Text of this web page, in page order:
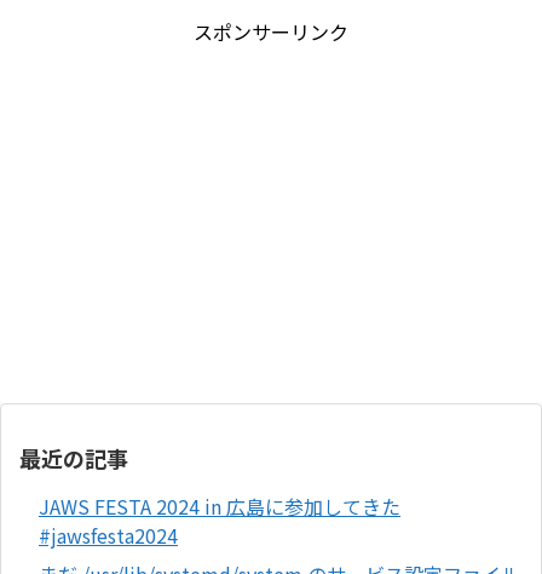
スポンサーリンク
最近の記事
JAWS FESTA 2024 in 広島に参加してきた
#jawsfesta2024